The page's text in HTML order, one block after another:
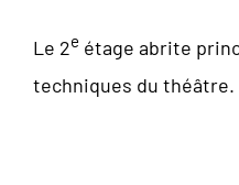
Le 2e étage abrite
techniques du théâtre.